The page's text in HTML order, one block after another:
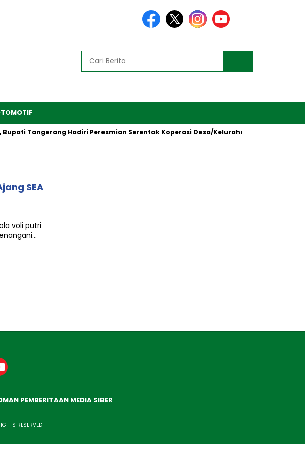
Tangerang Hadiri Peresmian Serentak Koperasi Desa/Kelurahan Merah Putih oleh
SEA
voli putri
PEMBERITAAN MEDIA SIBER
RESERVED